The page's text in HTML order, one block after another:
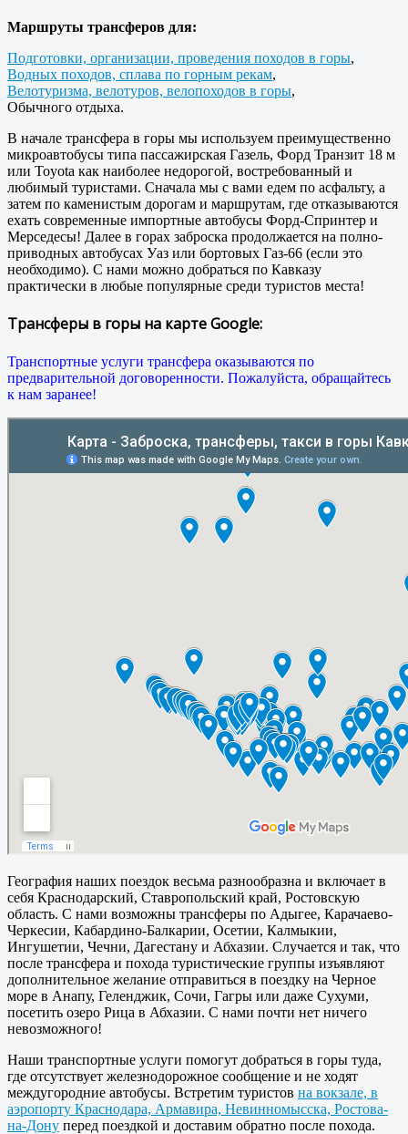
Маршруты трансферов для:
Подготовки, организации, проведения походов в горы,
Водных походов, cплава по горным рекам,
Велотуризма, велотуров, велопоходов в горы,
Обычного отдыха.
В начале трансфера в горы мы используем преимущественно
микроавтобусы типа пассажирская Газель, Форд Транзит 18 м
или Toyota как наиболее недорогой, востребованный и
любимый туристами. Сначала мы с вами едем по асфальту, а
затем по каменистым дорогам и маршрутам, где отказываются
ехать современные импортные автобусы Форд-Спринтер и
Мерседесы! Далее в горах заброска продолжается на полно-
приводных автобусах Уаз или бортовых Газ-66 (если это
необходимо). С нами можно добраться по Кавказу
практически в любые популярные среди туристов места!
Трансферы в горы на карте Google:
Транспортные услуги трансфера оказываются по
предварительной договоренности. Пожалуйста, обращайтесь
к нам заранее!
География наших поездок весьма разнообразна и включает в
себя Краснодарский, Ставропольский край, Ростовскую
область. С нами возможны трансферы по Адыгее, Карачаево-
Черкесии, Кабардино-Балкарии, Осетии, Калмыкии,
Ингушетии, Чечни, Дагестану и Абхазии. Случается и так, что
после трансфера и похода туристические группы изъявляют
дополнительное желание отправиться в поездку на Черное
море в Анапу, Геленджик, Сочи, Гагры или даже Сухуми,
посетить озеро Рица в Абхазии. С нами почти нет ничего
невозможного!
Наши транспортные услуги помогут добраться в горы туда,
где отсутствует железнодорожное сообщение и не ходят
междугородние автобусы. Встретим туристов на вокзале, в
аэропорту Краснодара, Армавира, Невинномысска, Ростова-
на-Дону перед поездкой и доставим обратно после похода.